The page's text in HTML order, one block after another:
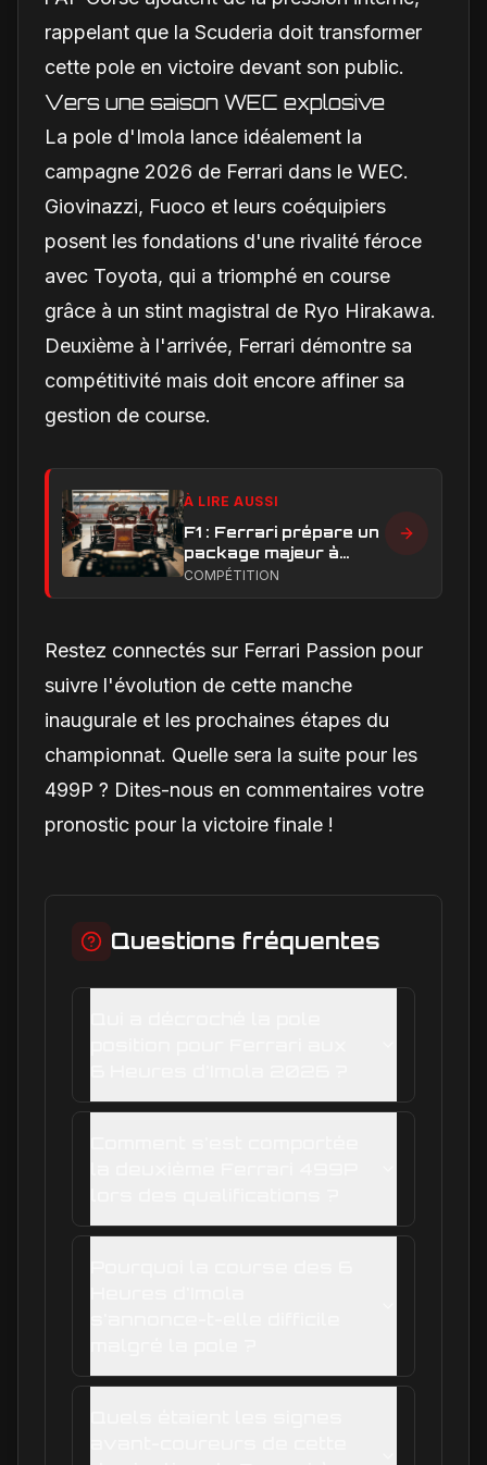
rappelant que la Scuderia doit transformer
cette pole en victoire devant son public.
Vers une saison WEC explosive
La pole d'Imola lance idéalement la
campagne 2026 de Ferrari dans le WEC.
Giovinazzi, Fuoco et leurs coéquipiers
posent les fondations d'une rivalité féroce
avec Toyota, qui a triomphé en course
grâce à un stint magistral de Ryo Hirakawa.
Deuxième à l'arrivée, Ferrari démontre sa
compétitivité mais doit encore affiner sa
gestion de course.
À LIRE AUSSI
F1 : Ferrari prépare un
package majeur à
Barcelone, un test
COMPÉTITION
Restez connectés sur Ferrari Passion pour
suivre l'évolution de cette manche
inaugurale et les prochaines étapes du
championnat. Quelle sera la suite pour les
499P ? Dites-nous en commentaires votre
pronostic pour la victoire finale !
Questions fréquentes